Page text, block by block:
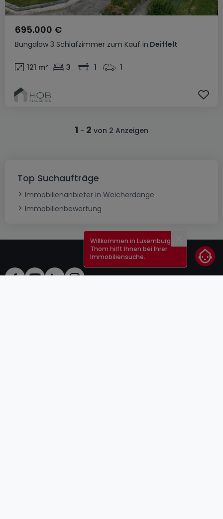
Bungalow 3 Schlafzimmer zum Kauf in Deiffelt
695.000 €
121 m² 3 1 1
1 - 2 von 2 Anzeigen
Top Suchaufträge
Immobilienanbieter in Weicherdange
Immobilienbewertung
Schließen
Willkommen in Luxemburg!
Thom hilft Ihnen bei Ihrer
Immobiliensuche.